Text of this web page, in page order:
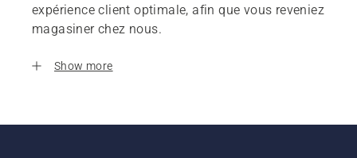
expérience client optimale, afin que vous reveniez
magasiner chez nous.
Show more